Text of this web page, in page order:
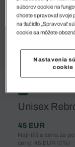
%
Unisex
45 EUR
Najnižšia cena za
ceny: 45 EUR (0%)
súborov cookie na
chcete spravovať svoje
na tlačidlo „Spravovať
cookie sa môžete
Nastavenia
cookie